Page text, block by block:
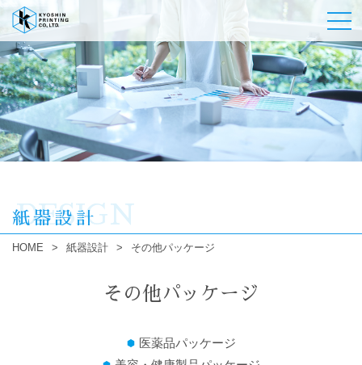
紙器設計
DESIGN
HOME > 紙器設計 > その他パッケージ
その他パッケージ
医薬品パッケージ